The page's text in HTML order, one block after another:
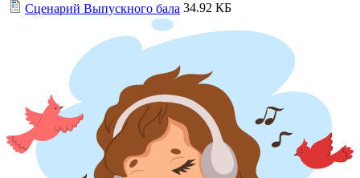
Сценарий Выпускного бала 34.92 КБ